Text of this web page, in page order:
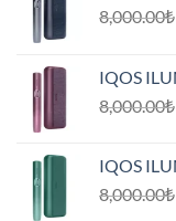
8,000.00₺
IQOS
8,000.00₺
IQOS
8,000.00₺